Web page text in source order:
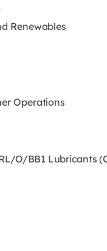
Renewables
Operations
O/BB1 Lubricants